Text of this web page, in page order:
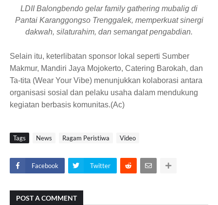
LDII Balongbendo gelar family gathering mubalig di
Pantai Karanggongso Trenggalek, memperkuat sinergi
dakwah, silaturahim, dan semangat pengabdian.
Selain itu, keterlibatan sponsor lokal seperti Sumber
Makmur, Mandiri Jaya Mojokerto, Catering Barokah, dan
Ta-tita (Wear Your Vibe) menunjukkan kolaborasi antara
organisasi sosial dan pelaku usaha dalam mendukung
kegiatan berbasis komunitas.(Ac)
Tags News Ragam Peristiwa Video
Facebook Twitter
POST A COMMENT